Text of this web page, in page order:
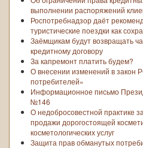
выполнении распоряжений
Роспотребнадзор даёт
туристические поездки как
Заёмщикам будут возвращать
кредитному договору
За капремонт платить будем?
О внесении изменений в закон
потребителей»
Информационное письмо
№146
О недобросовестной практике
продажи дорогостоящей
косметологических услуг
Защита прав обманутых